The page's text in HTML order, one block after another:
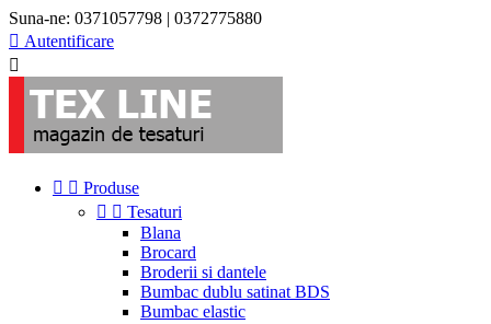
Suna-ne: 0371057798 | 0372775880
 Autentificare

  Produse
  Tesaturi
Blana
Brocard
Broderii si dantele
Bumbac dublu satinat BDS
Bumbac elastic